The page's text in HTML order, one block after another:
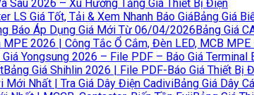
Sau 2026 – Xu Hướng Tăng Giá Thiết Bị Điện
Bảng Giá
Bảng Giá
MPE 2026 | Công Tắc Ổ Cắm, Đèn LED, MCB
Giá Yongsung 2026 – File PDF – Báo Giá
Bảng Giá Shihlin 2026 | File PDF-Báo Giá Thiết Bị
Bảng Giá Dây